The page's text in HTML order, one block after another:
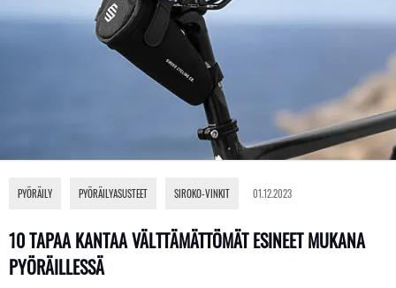
10 TAPAA KANTAA VÄLTTÄMÄTTÖMÄT ESINEET MUKANA
PYÖRÄILLESSÄ
PYÖRÄILY PYÖRÄILYASUSTEET SIROKO-VINKIT 01.12.2023